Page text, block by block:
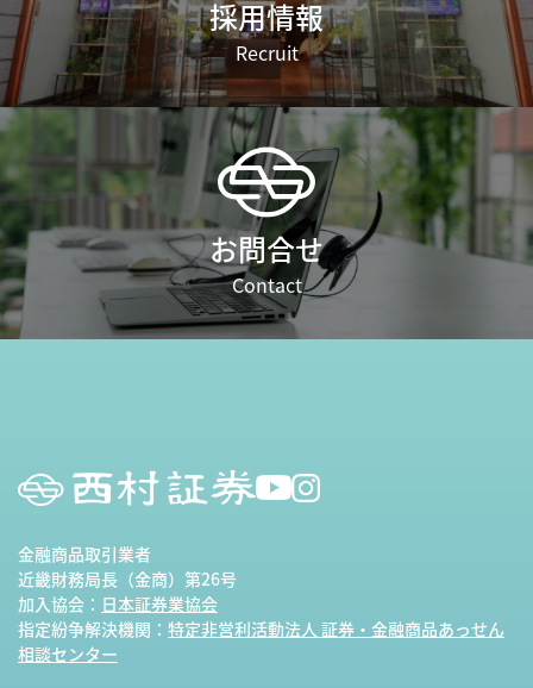
採用情報
Recruit
お問合せ
Contact
金融商品取引業者
近畿財務局長（金商）第26号
加入協会： 日本証券業協会
指定紛争解決機関： 特定非営利活動法人 証券・金融商品あっせん
相談センター